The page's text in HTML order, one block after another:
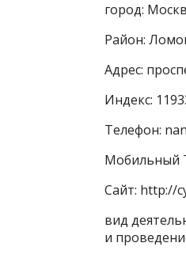
город:
Район:
Адрес:
Индекс:
Телефон: nan
Мобильный
Сайт: http://
вид
и